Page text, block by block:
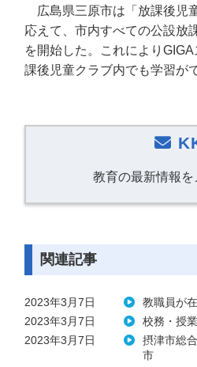
広島県三原市は「放課後児
応えて、市内すべての公設放
を開始した。これにより
課後児童クラブ内でも学習が
教育の最新情報を
関連記事
2023年3月7日
教職員が
2023年3月7日
校務・授
2023年3月7日
摂津市総
市